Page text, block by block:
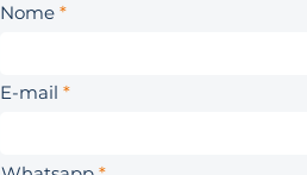
Nome
E-mail